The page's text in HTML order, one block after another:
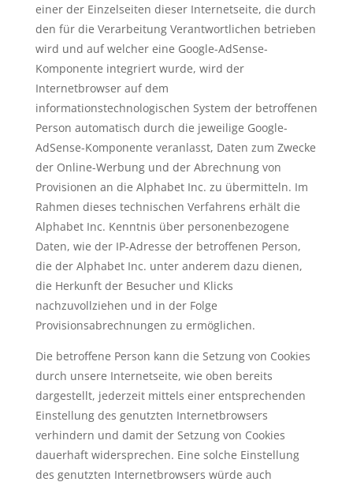
einer der Einzelseiten dieser Internetseite, die durch
den für die Verarbeitung Verantwortlichen betrieben
wird und auf welcher eine Google-AdSense-
Komponente integriert wurde, wird der
Internetbrowser auf dem
informationstechnologischen System der betroffenen
Person automatisch durch die jeweilige Google-
AdSense-Komponente veranlasst, Daten zum Zwecke
der Online-Werbung und der Abrechnung von
Provisionen an die Alphabet Inc. zu übermitteln. Im
Rahmen dieses technischen Verfahrens erhält die
Alphabet Inc. Kenntnis über personenbezogene
Daten, wie der IP-Adresse der betroffenen Person,
die der Alphabet Inc. unter anderem dazu dienen,
die Herkunft der Besucher und Klicks
nachzuvollziehen und in der Folge
Provisionsabrechnungen zu ermöglichen.
Die betroffene Person kann die Setzung von Cookies
durch unsere Internetseite, wie oben bereits
dargestellt, jederzeit mittels einer entsprechenden
Einstellung des genutzten Internetbrowsers
verhindern und damit der Setzung von Cookies
dauerhaft widersprechen. Eine solche Einstellung
des genutzten Internetbrowsers würde auch